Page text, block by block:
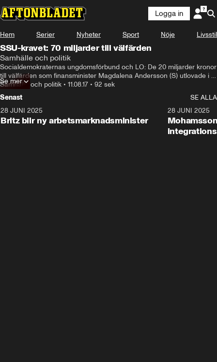
Logga in
Hem Serier Nyheter Sport Nöje Livsstil
SSU-kravet: 70 miljarder till välfärden
Samhälle och politik
Socialdemokraternas ungdomsförbund och LO: De 20 miljarder kronor
till välfärden som finansminister Magdalena Andersson (S) utlovade i
Almedalen räcker inte.
Samhälle och politik • 11.08.17 • 92 sek
Se mer
Senast
SE ALLA
28 JUNI 2025
Britz blir ny arbetsmarknadsminister
28 JUNI 2025